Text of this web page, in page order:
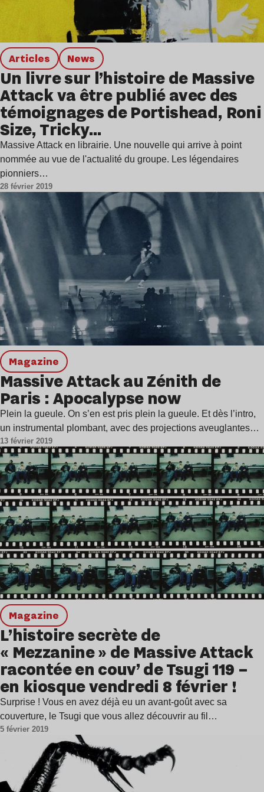
Articles news
Un livre sur l’histoire de Massive
Attack va être publié avec des
témoignages de Portishead, Roni
Size, Tricky…
Massive Attack en librairie. Une nouvelle qui arrive à point
nommée au vue de l'actualité du groupe. Les légendaires
pionniers…
28 février 2019
magazine
Massive Attack au Zénith de
Paris : Apocalypse now
Plein la gueule. On s’en est pris plein la gueule. Et dès l’intro,
un instrumental plombant, avec des projections aveuglantes…
13 février 2019
magazine
L’histoire secrète de
« Mezzanine » de Massive Attack
racontée en couv’ de Tsugi 119 –
en kiosque vendredi 8 février !
Surprise ! Vous en avez déjà eu un avant-goût avec sa
couverture, le Tsugi que vous allez découvrir au fil…
5 février 2019